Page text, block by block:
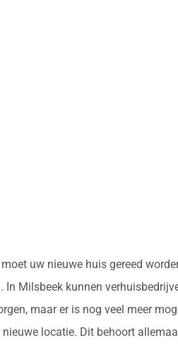
uw nieuwe huis gereed
Milsbeek kunnen
maar er is nog veel meer
locatie. Dit behoort